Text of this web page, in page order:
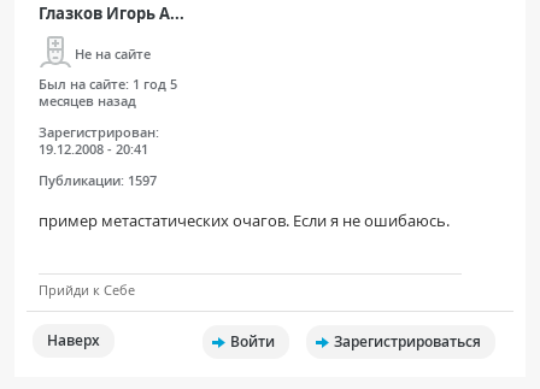
Глазков Игорь А...
Не на сайте
Был на сайте: 1 год 5
месяцев назад
Зарегистрирован:
19.12.2008 - 20:41
Публикации: 1597
пример метастатических очагов. Если я не ошибаюсь.
Прийди к Себе
Наверх Войти Зарегистрироваться